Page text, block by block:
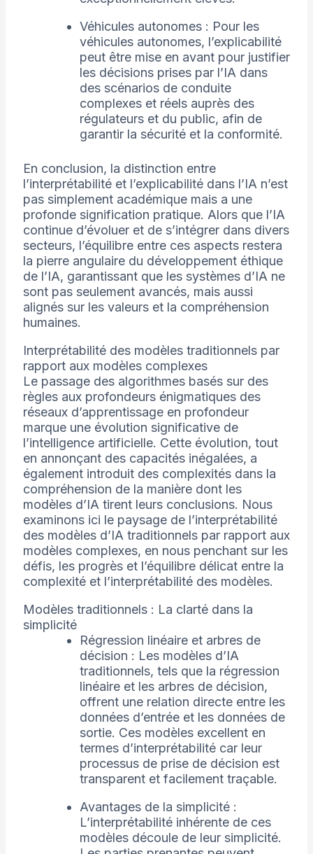
Véhicules autonomes : Pour les
véhicules autonomes, l’explicabilité
peut être mise en avant pour justifier
les décisions prises par l’IA dans
des scénarios de conduite
complexes et réels auprès des
régulateurs et du public, afin de
garantir la sécurité et la conformité.
En conclusion, la distinction entre
l’interprétabilité et l’explicabilité dans l’IA n’est
pas simplement académique mais a une
profonde signification pratique. Alors que l’IA
continue d’évoluer et de s’intégrer dans divers
secteurs, l’équilibre entre ces aspects restera
la pierre angulaire du développement éthique
de l’IA, garantissant que les systèmes d’IA ne
sont pas seulement avancés, mais aussi
alignés sur les valeurs et la compréhension
humaines.
Interprétabilité des modèles traditionnels par
rapport aux modèles complexes
Le passage des algorithmes basés sur des
règles aux profondeurs énigmatiques des
réseaux d’apprentissage en profondeur
marque une évolution significative de
l’intelligence artificielle. Cette évolution, tout
en annonçant des capacités inégalées, a
également introduit des complexités dans la
compréhension de la manière dont les
modèles d’IA tirent leurs conclusions. Nous
examinons ici le paysage de l’interprétabilité
des modèles d’IA traditionnels par rapport aux
modèles complexes, en nous penchant sur les
défis, les progrès et l’équilibre délicat entre la
complexité et l’interprétabilité des modèles.
Modèles traditionnels : La clarté dans la
simplicité
Régression linéaire et arbres de
décision : Les modèles d’IA
traditionnels, tels que la régression
linéaire et les arbres de décision,
offrent une relation directe entre les
données d’entrée et les données de
sortie. Ces modèles excellent en
termes d’interprétabilité car leur
processus de prise de décision est
transparent et facilement traçable.
Avantages de la simplicité :
L’interprétabilité inhérente de ces
modèles découle de leur simplicité.